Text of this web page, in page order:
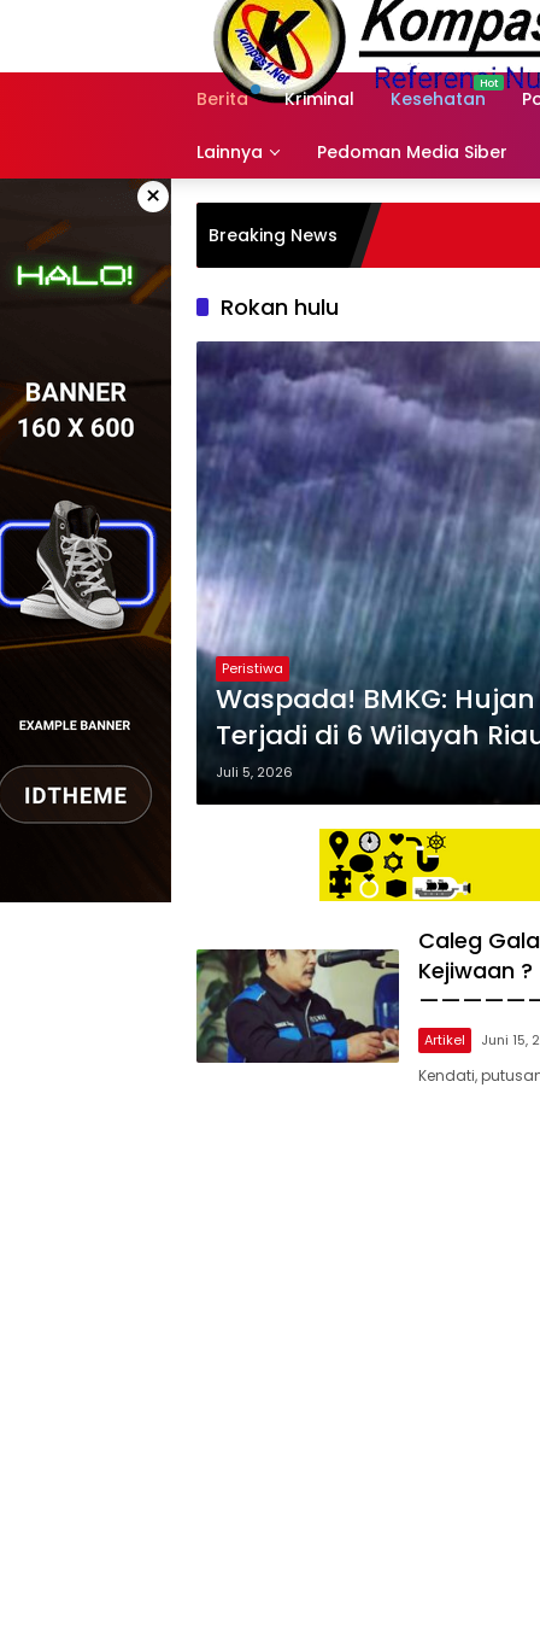
Berita
Kriminal Kesehatan
Lainnya Pedoman Media Siber
×
Breaking News
Rokan hulu
Peristiwa
Waspada! BMKG:
Terjadi di 6 Wilayah
Juli 5, 2026
Caleg
Kejiwaan
Artikel Juni 15,
Kendati,